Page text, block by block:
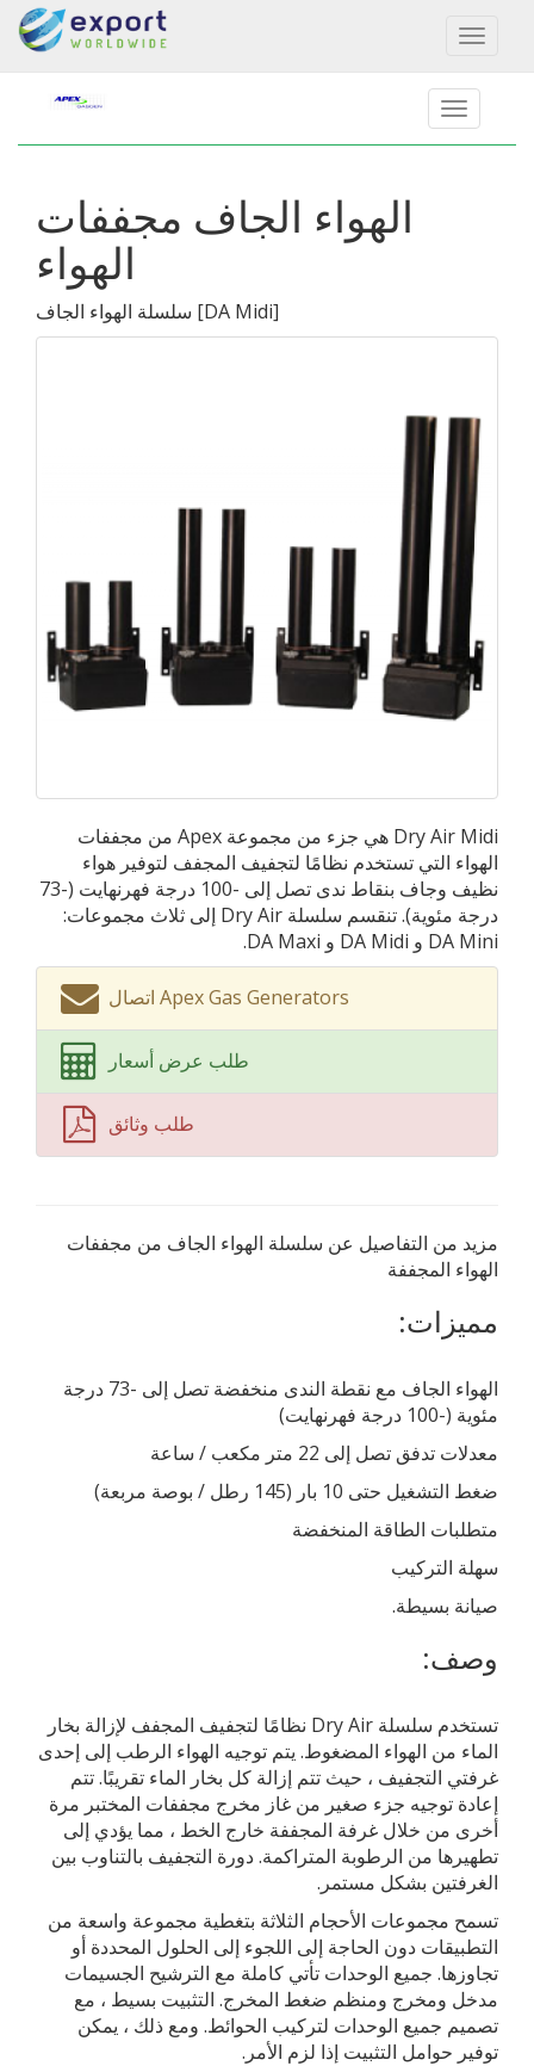
Toggle
الهواء الجاف مجففات
الهواء
سلسلة الهواء الجاف [DA Midi]
Dry Air Midi هي جزء من مجموعة Apex من مجففات
الهواء التي تستخدم نظامًا لتجفيف المجفف لتوفير هواء
نظيف وجاف بنقاط ندى تصل إلى -100 درجة فهرنهايت (-73
درجة مئوية). تنقسم سلسلة Dry Air إلى ثلاث مجموعات:
DA Mini و DA Midi و DA Maxi.
اتصال Apex Gas Generators
طلب عرض أسعار
طلب وثائق
مزيد من التفاصيل عن سلسلة الهواء الجاف من مجففات
الهواء المجففة
مميزات:
الهواء الجاف مع نقطة الندى منخفضة تصل إلى -73 درجة
مئوية (-100 درجة فهرنهايت)
معدلات تدفق تصل إلى 22 متر مكعب / ساعة
ضغط التشغيل حتى 10 بار (145 رطل / بوصة مربعة)
متطلبات الطاقة المنخفضة
سهلة التركيب
صيانة بسيطة.
وصف:
تستخدم سلسلة Dry Air نظامًا لتجفيف المجفف لإزالة بخار
الماء من الهواء المضغوط. يتم توجيه الهواء الرطب إلى إحدى
غرفتي التجفيف ، حيث تتم إزالة كل بخار الماء تقريبًا. تتم
إعادة توجيه جزء صغير من غاز مخرج مجففات المختبر مرة
أخرى من خلال غرفة المجففة خارج الخط ، مما يؤدي إلى
تطهيرها من الرطوبة المتراكمة. دورة التجفيف بالتناوب بين
الغرفتين بشكل مستمر.
تسمح مجموعات الأحجام الثلاثة بتغطية مجموعة واسعة من
التطبيقات دون الحاجة إلى اللجوء إلى الحلول المحددة أو
تجاوزها. جميع الوحدات تأتي كاملة مع الترشيح الجسيمات
مدخل ومخرج ومنظم ضغط المخرج. التثبيت بسيط ، مع
تصميم جميع الوحدات لتركيب الحوائط. ومع ذلك ، يمكن
توفير حوامل التثبيت إذا لزم الأمر.